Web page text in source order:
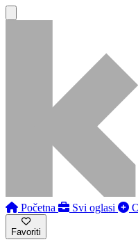
Početna Svi oglasi
Favoriti